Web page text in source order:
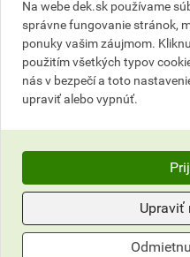
Na webe dek.sk používame
správne fungovanie stránok,
ponuky vašim záujmom.
použitím všetkých typov
nás v bezpečí a toto
upraviť alebo vypnúť.
Upraviť